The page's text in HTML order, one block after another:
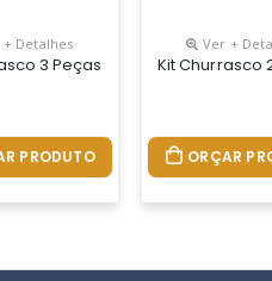
Detalhes
3 Peças Em Estojo De Nylon
PRODUTO
Ver +
Kit Churrasco
ORÇAR